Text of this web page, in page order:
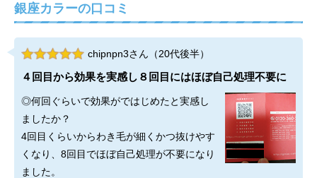
銀座カラーの口コミ
chipnpn3さん（20代後半）
４回目から効果を実感し８回目にはほぼ自己処理不要に
◎何回ぐらいで効果がではじめたと実感し
ましたか？
4回目くらいからわき毛が細くかつ抜けやす
くなり、8回目でほぼ自己処理が不要になり
ました。